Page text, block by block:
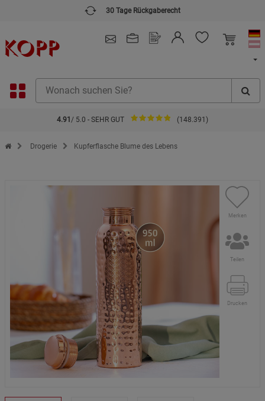
30 Tage Rückgaberecht
4.91 / 5.0 - SEHR GUT (148.391)
Zur Startseite des Kopp Verlag Online-Shop
Drogerie Kupferflasche Blume des Lebens
Merken
Teilen
Drucken